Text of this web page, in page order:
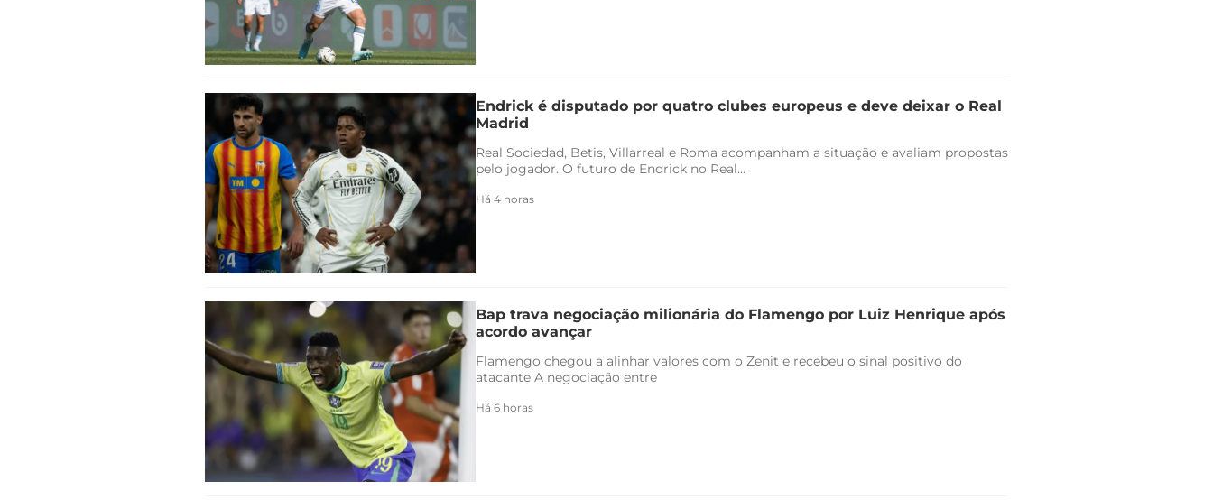
Endrick é disputado por quatro clubes europeus e deve deixar o Real
Madrid
Real Sociedad, Betis, Villarreal e Roma acompanham a situação e avaliam propostas
pelo jogador. O futuro de Endrick no Real...
Há 4 horas
Bap trava negociação milionária do Flamengo por Luiz Henrique após
acordo avançar
Flamengo chegou a alinhar valores com o Zenit e recebeu o sinal positivo do
atacante A negociação entre
Há 6 horas